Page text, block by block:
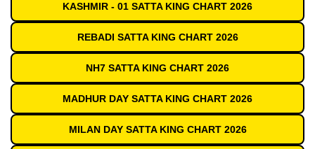
KASHMIR - 01 SATTA KING CHART 2026
REBADI SATTA KING CHART 2026
NH7 SATTA KING CHART 2026
MADHUR DAY SATTA KING CHART 2026
MILAN DAY SATTA KING CHART 2026